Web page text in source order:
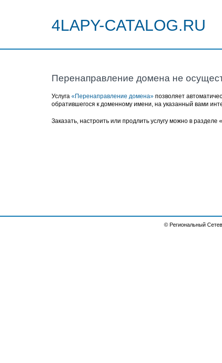
4LAPY-CATALOG.RU
Перенаправление домена не
Услуга «Перенаправление домена» позволяет
обратившегося к доменному имени, на указанный вами
Заказать, настроить или продлить услугу можно в разделе
© Региональный